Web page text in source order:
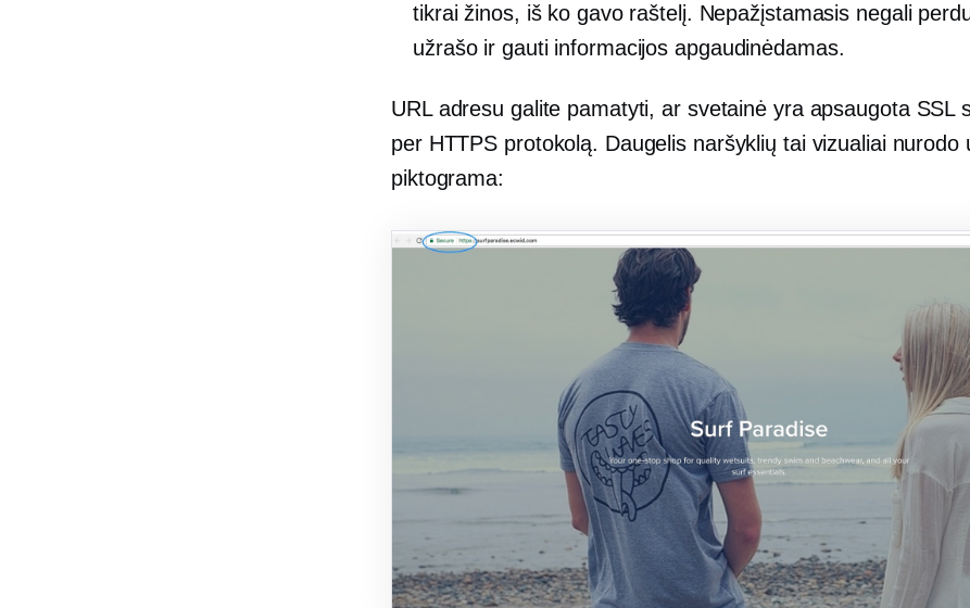
tikrai žinos, iš ko gavo raštelį. Nepažįstamasis negali
užrašo ir gauti informacijos apgaudinėdamas.
URL adresu galite pamatyti, ar svetainė yra apsaugota SSL
per HTTPS protokolą. Daugelis naršyklių tai vizualiai nurodo
piktograma: